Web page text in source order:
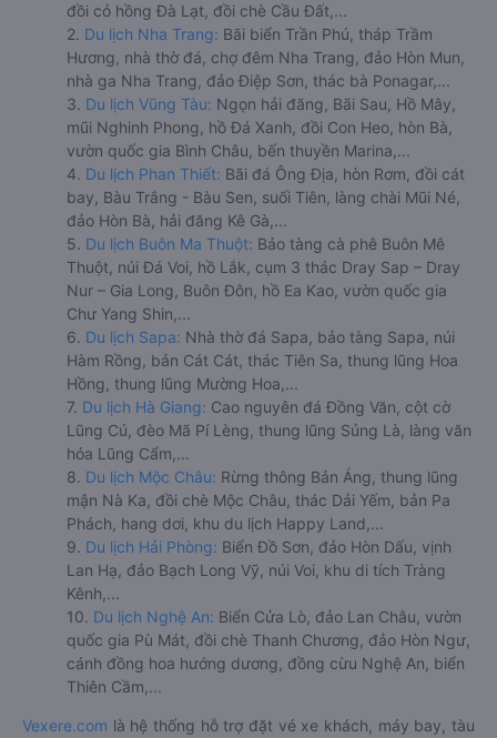
đồi cỏ hồng Đà Lạt, đồi chè Cầu Đất,...
2. Du lịch Nha Trang: Bãi biển Trần Phú, tháp Trầm
Hương, nhà thờ đá, chợ đêm Nha Trang, đảo Hòn Mun,
nhà ga Nha Trang, đảo Điệp Sơn, thác bà Ponagar,...
3. Du lịch Vũng Tàu: Ngọn hải đăng, Bãi Sau, Hồ Mây,
mũi Nghinh Phong, hồ Đá Xanh, đồi Con Heo, hòn Bà,
vườn quốc gia Bình Châu, bến thuyền Marina,...
4. Du lịch Phan Thiết: Bãi đá Ông Địa, hòn Rơm, đồi cát
bay, Bàu Trắng - Bàu Sen, suối Tiên, làng chài Mũi Né,
đảo Hòn Bà, hải đăng Kê Gà,...
5. Du lịch Buôn Ma Thuột: Bảo tàng cà phê Buôn Mê
Thuột, núi Đá Voi, hồ Lắk, cụm 3 thác Dray Sap – Dray
Nur – Gia Long, Buôn Đôn, hồ Ea Kao, vườn quốc gia
Chư Yang Shin,...
6. Du lịch Sapa: Nhà thờ đá Sapa, bảo tàng Sapa, núi
Hàm Rồng, bản Cát Cát, thác Tiên Sa, thung lũng Hoa
Hồng, thung lũng Mường Hoa,...
7. Du lịch Hà Giang: Cao nguyên đá Đồng Văn, cột cờ
Lũng Cú, đèo Mã Pí Lèng, thung lũng Sủng Là, làng văn
hóa Lũng Cẩm,...
8. Du lịch Mộc Châu: Rừng thông Bản Áng, thung lũng
mận Nà Ka, đồi chè Mộc Châu, thác Dải Yếm, bản Pa
Phách, hang dơi, khu du lịch Happy Land,...
9. Du lịch Hải Phòng: Biển Đồ Sơn, đảo Hòn Dấu, vịnh
Lan Hạ, đảo Bạch Long Vỹ, núi Voi, khu di tích Tràng
Kênh,...
10. Du lịch Nghệ An: Biển Cửa Lò, đảo Lan Châu, vườn
quốc gia Pù Mát, đồi chè Thanh Chương, đảo Hòn Ngư,
cánh đồng hoa hướng dương, đồng cừu Nghệ An, biển
Thiên Cầm,...
Vexere.com là hệ thống hỗ trợ đặt vé xe khách, máy bay, tàu